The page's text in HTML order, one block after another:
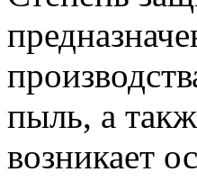
пыль, а
возникает